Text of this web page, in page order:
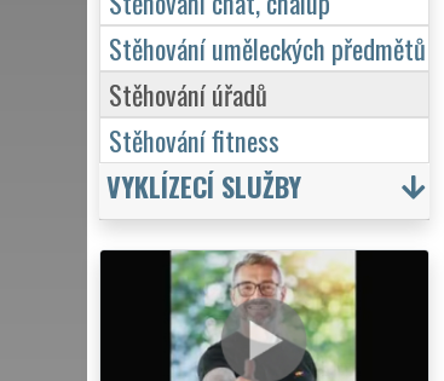
Stěhování uměleckých předmětů
Stěhování úřadů
Stěhování fitness
VYKLÍZECÍ SLUŽBY